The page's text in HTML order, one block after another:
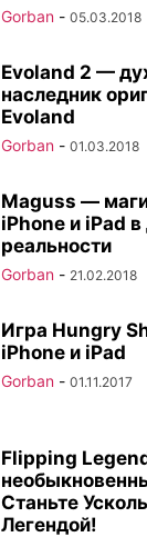
Gorban - 05.03.2018
Evoland 2 —
наследник
Evoland
Gorban - 01.03.2018
Maguss —
iPhone и iPad
реальности
Gorban - 21.02.2018
Игра Hungry
iPhone и iPad
Gorban - 01.11.2017
Flipping
Станьте
Легендой!